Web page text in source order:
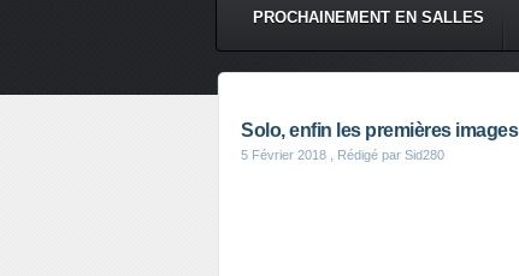
PROCHAINEMENT EN SALLES
Solo, enfin les premières images
5 Février 2018 , Rédigé par Sid280